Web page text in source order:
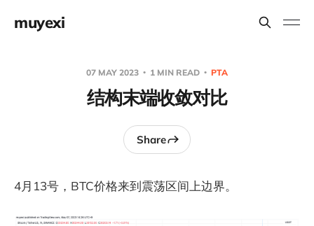
muyexi
07 MAY 2023 1 MIN READ PTA
结构末端收敛对比
Share
4月13号，BTC价格来到震荡区间上边界。